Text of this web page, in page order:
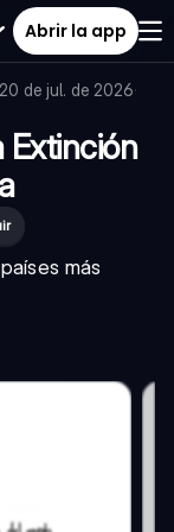
Abrir la app
20 de jul. de 2026·
Extinción
más